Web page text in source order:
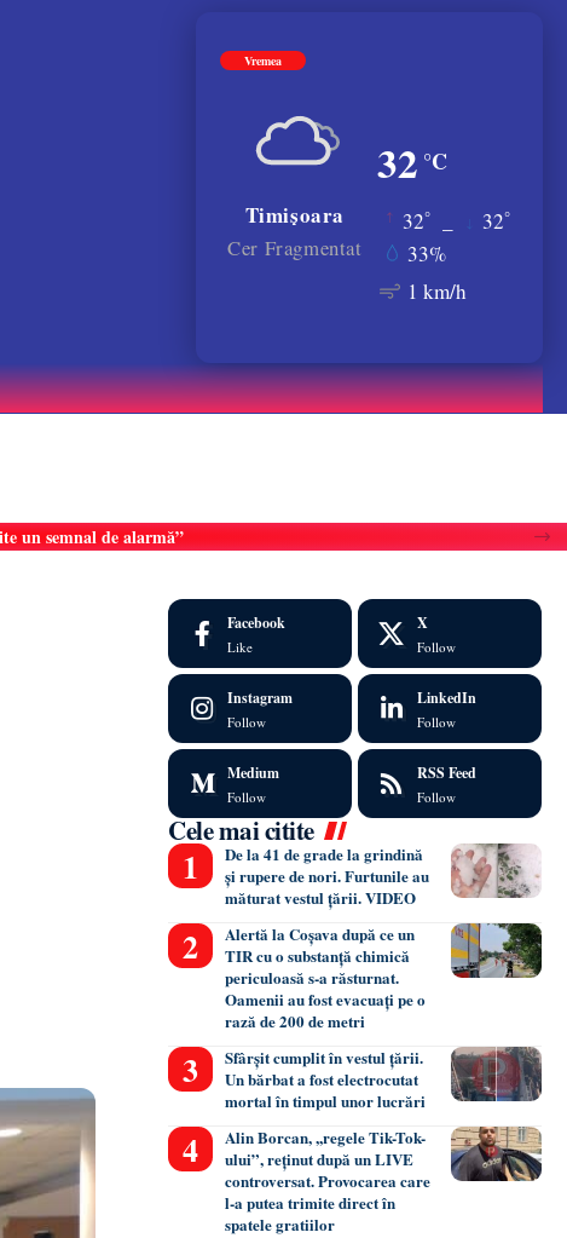
Vremea
32 °C
Timișoara
Cer Fragmentat
32° 32°
33%
1 km/h
un semnal de alarmă”
Facebook
Like
X
Follow
Instagram
Follow
LinkedIn
Follow
Medium
Follow
RSS Feed
Follow
Cele mai citite
De la 41 de grade la grindină
și rupere de nori. Furtunile au
măturat vestul țării. VIDEO
Alertă la Coșava după ce un
TIR cu o substanță chimică
periculoasă s-a răsturnat.
Oamenii au fost evacuați pe o
rază de 200 de metri
Sfârșit cumplit în vestul țării.
Un bărbat a fost electrocutat
mortal în timpul unor lucrări
Alin Borcan, ,,regele Tik-Tok-
ului”, reținut după un LIVE
controversat. Provocarea care
l-a putea trimite direct în
spatele gratiilor